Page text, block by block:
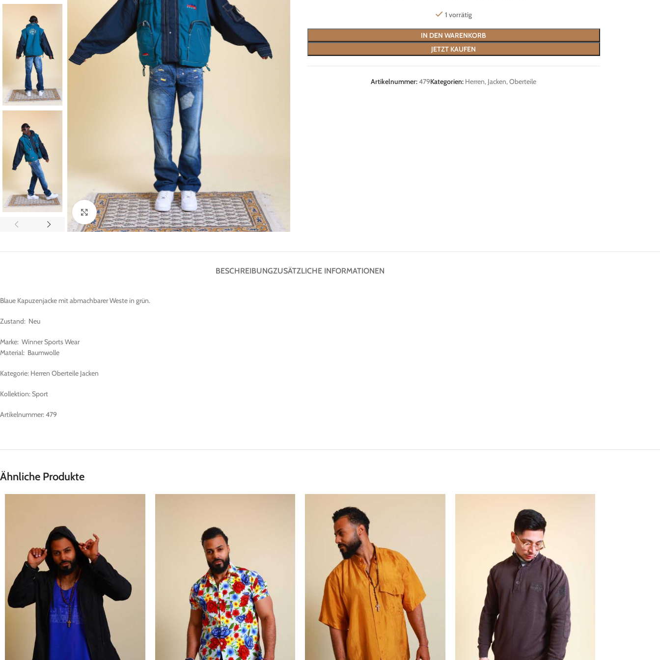
Klick zum Vergrößern
1 vorrätig
IN DEN WARENKORB
JETZT KAUFEN
Artikelnummer:479Kategorien: Herren, Jacken,Oberteile
BESCHREIBUNGZUSÄTZLICHE INFORMATIONEN
Blaue Kapuzenjacke mit abmachbarer Weste in grün.
Zustand: Neu
Marke: Winner Sports Wear
Material: Baumwolle
Kategorie: Herren Oberteile Jacken
Kollektion: Sport
Artikelnummer: 479
Ähnliche Produkte